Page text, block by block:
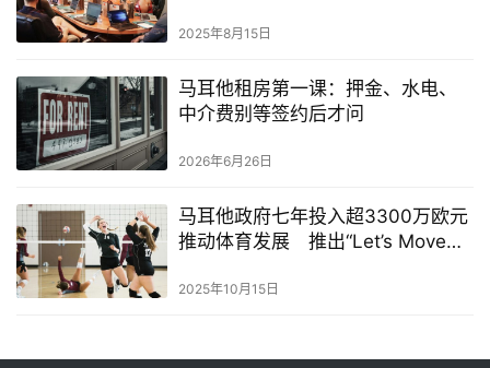
2025年8月15日
马耳他租房第一课：押金、水电、
中介费别等签约后才问
2026年6月26日
马耳他政府七年投入超3300万欧元
推动体育发展 推出“Let’s Move
2025年10月15日